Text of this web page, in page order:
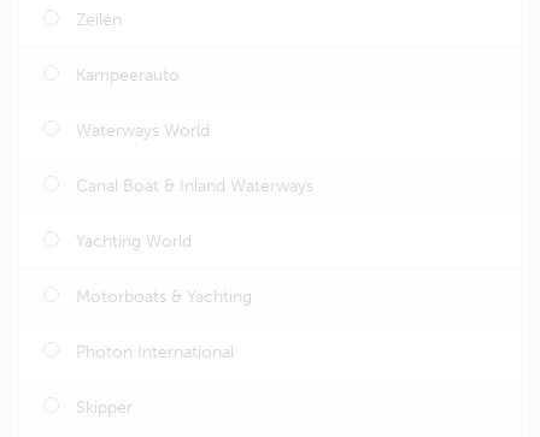
Zeilen
Kampeerauto
Waterways World
Canal Boat & Inland Waterways
Yachting World
Motorboats & Yachting
Photon International
Skipper